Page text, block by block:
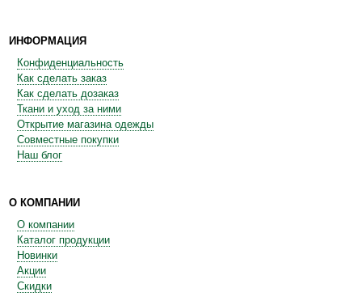
ИНФОРМАЦИЯ
Конфиденциальность
Как сделать заказ
Как сделать дозаказ
Ткани и уход за ними
Открытие магазина одежды
Совместные покупки
Наш блог
О КОМПАНИИ
О компании
Каталог продукции
Новинки
Акции
Скидки